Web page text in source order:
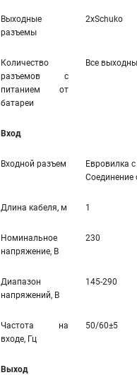
Выходные
разъемы
2xSchuko
Количество
разъемов с
питанием от
батареи
Все
Вход
Входной разъем
Евровилка
Соединение
Длина кабеля, м 1
Номинальное
напряжение, В
230
Диапазон
напряжений, В
145-290
Частота на
входе, Гц
50/60±5
Выход